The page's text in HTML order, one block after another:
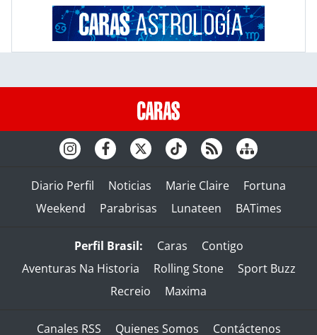
Diario Perfil Noticias Marie Claire
Fortuna
Weekend
Parabrisas Lunateen BATimes
Perfil Brasil: Caras
Contigo
Aventuras Na Historia
Rolling Stone
Sport Buzz
Recreio
Maxima
Canales RSS Quienes Somos Contáctenos